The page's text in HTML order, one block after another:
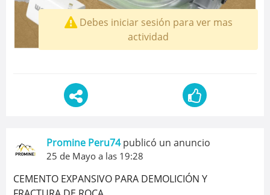
Promine Peru74publicó un anuncio
25 de Mayo a las 19:28
CEMENTO EXPANSIVO PARA DEMOLICIÓN Y
Debes iniciar sesión para ver mas
actividad